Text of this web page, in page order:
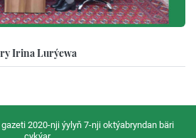
Irina Lurýewa
2020-nji ýylyň 7-nji oktýabryndan bäri